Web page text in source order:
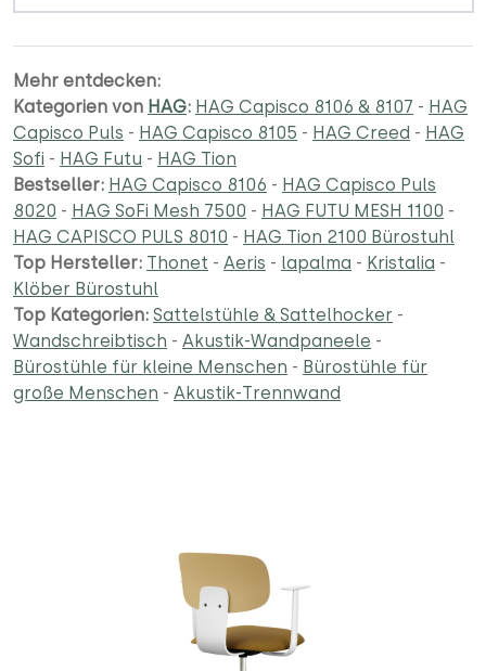
Mehr entdecken:
Kategorien von HAG: HAG Capisco 8106 & 8107 - HAG
Capisco Puls - HAG Capisco 8105 - HAG Creed - HAG
Sofi - HAG Futu - HAG Tion
Bestseller: HAG Capisco 8106 - HAG Capisco Puls
8020 - HAG SoFi Mesh 7500 - HAG FUTU MESH 1100 -
HAG CAPISCO PULS 8010 - HAG Tion 2100 Bürostuhl
Top Hersteller: Thonet - Aeris - lapalma - Kristalia -
Klöber Bürostuhl
Top Kategorien: Sattelstühle & Sattelhocker -
Wandschreibtisch - Akustik-Wandpaneele -
Bürostühle für kleine Menschen - Bürostühle für
große Menschen - Akustik-Trennwand